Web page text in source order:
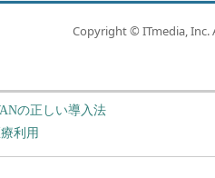
Copyright © ITmedia, Inc.
の正しい導入法
利用